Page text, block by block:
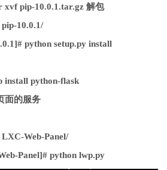
xvf pip-10.0.1.tar.gz 解包
10.0.1/
python setup.py install
install python-flask
面的服务
Web-Panel/
Panel]# python lwp.py